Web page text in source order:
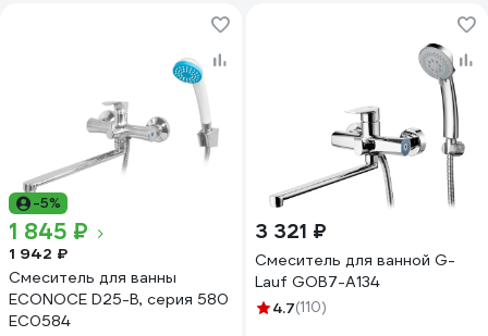
-5%
1 845 ₽
1 942 ₽
Смеситель для ванны
ECONOCE D25-B, серия 580
EC0584
3 321 ₽
Смеситель для ванной G-
Lauf GOB7-A134
4.7(110)